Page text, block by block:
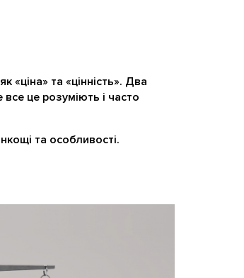
«ціна» та «цінність». Два
це розуміють і часто
та особливості.